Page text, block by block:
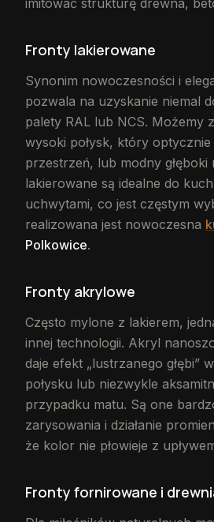
imitować strukturę drewna,
Fronty lakierowane
Synonim nowoczesności i
pozwala na uzyskanie niemal
palety RAL lub NCS. Możemy
wysoki połysk, który
przestrzeń, lub modny głęboki
lakierowane są idealne do
uchwytami, co jest częstym
realizowana jest nowoczesna
Polkowice.
Fronty akrylowe
Często mylone z lakierem,
innej technologii. Akryl
daje efekt „lustrzanego głębi”
połysku lub niezwykle
przypadku matu. Są one
zarysowania i działanie
że kolor nie płowieje z
Fronty fornirowane i